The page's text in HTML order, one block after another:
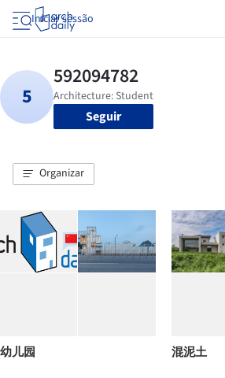
Iniciar sessão
Seguir
Organizar
幼儿园 混泥土